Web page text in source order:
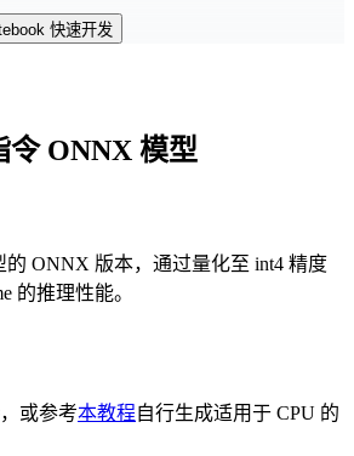
快速开发
令 ONNX 模型
的 ONNX 版本，通过量化至 int4 精度
的推理性能。
或参考本教程自行生成适用于 CPU 的